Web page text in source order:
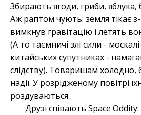
Збирають ягоди, гриби, яблука,
Аж раптом чують: земля тікає з-
вимкнув гравітацію і летять
(А то таємничі злі сили -
китайських супутниках -
слідству). Товаришам холодно,
надії. У розрідженому повітрі
роздуваються.
Друзі співають Space Oddity: